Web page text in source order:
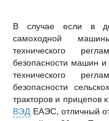
В случае если в
самоходной
технического
безопасности машин
технического
безопасности
тракторов и прицепов
ВЭДЕАЭС, отличный от